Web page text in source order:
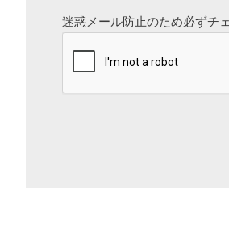
迷惑メール防止のため必ずチ